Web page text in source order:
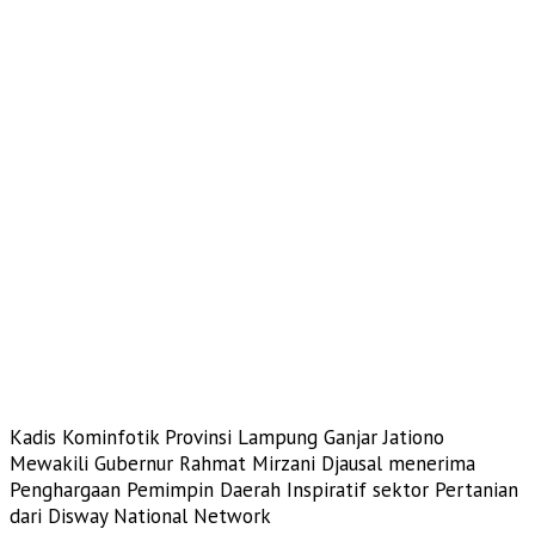
Kadis Kominfotik Provinsi Lampung Ganjar Jationo
Mewakili Gubernur Rahmat Mirzani Djausal menerima
Penghargaan Pemimpin Daerah Inspiratif sektor Pertanian
dari Disway National Network